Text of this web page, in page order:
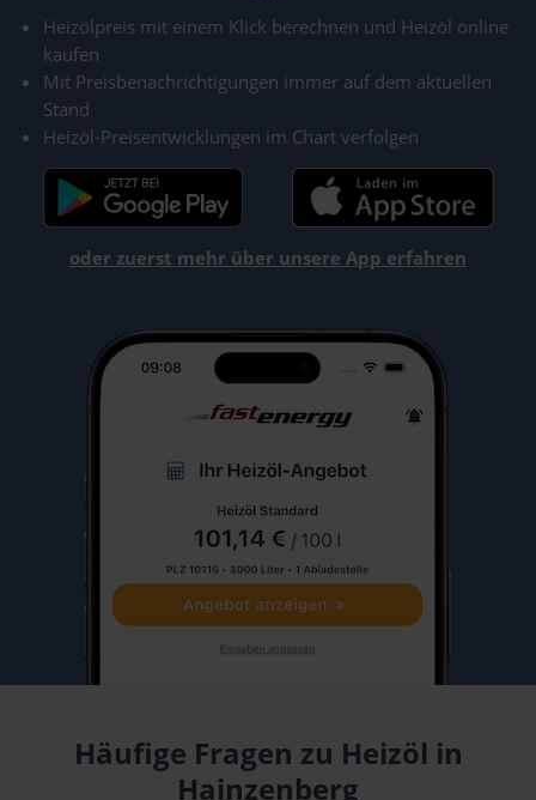
Heizölpreis mit einem Klick berechnen und Heizöl online
kaufen
Mit Preisbenachrichtigungen immer auf dem aktuellen
Stand
Heizöl-Preisentwicklungen im Chart verfolgen
oder zuerst mehr über unsere App erfahren
Häufige Fragen zu Heizöl in
Hainzenberg